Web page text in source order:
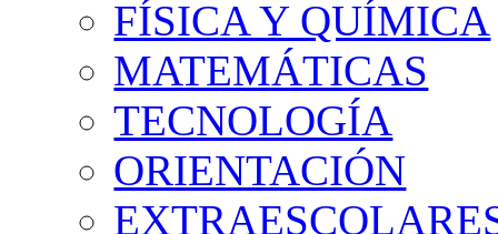
FÍSICA Y QUÍMICA
MATEMÁTICAS
TECNOLOGÍA
ORIENTACIÓN